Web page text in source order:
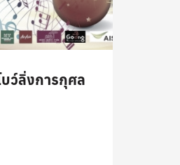
บว์ลิ่งการกุศล